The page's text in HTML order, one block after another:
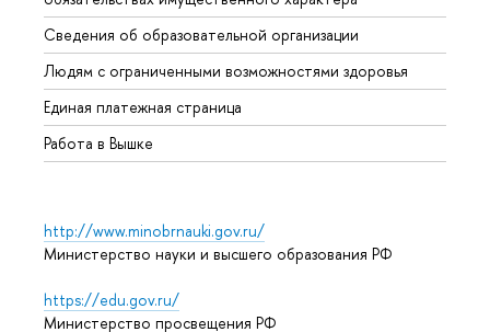
Сведения об образовательной организации
Людям с ограниченными возможностями здоровья
Единая платежная страница
Работа в Вышке
http://www.minobrnauki.gov.ru/
Министерство науки и высшего образования РФ
https://edu.gov.ru/
Министерство просвещения РФ